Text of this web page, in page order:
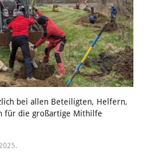
bei allen Beteiligten, Helfern,
für die großartige Mithilfe
.